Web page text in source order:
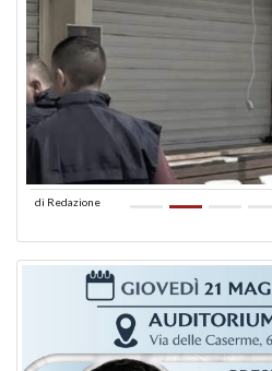
di Redazione